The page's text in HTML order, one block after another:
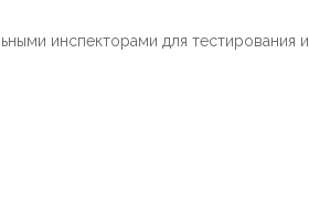
инспекторами для тестирования и